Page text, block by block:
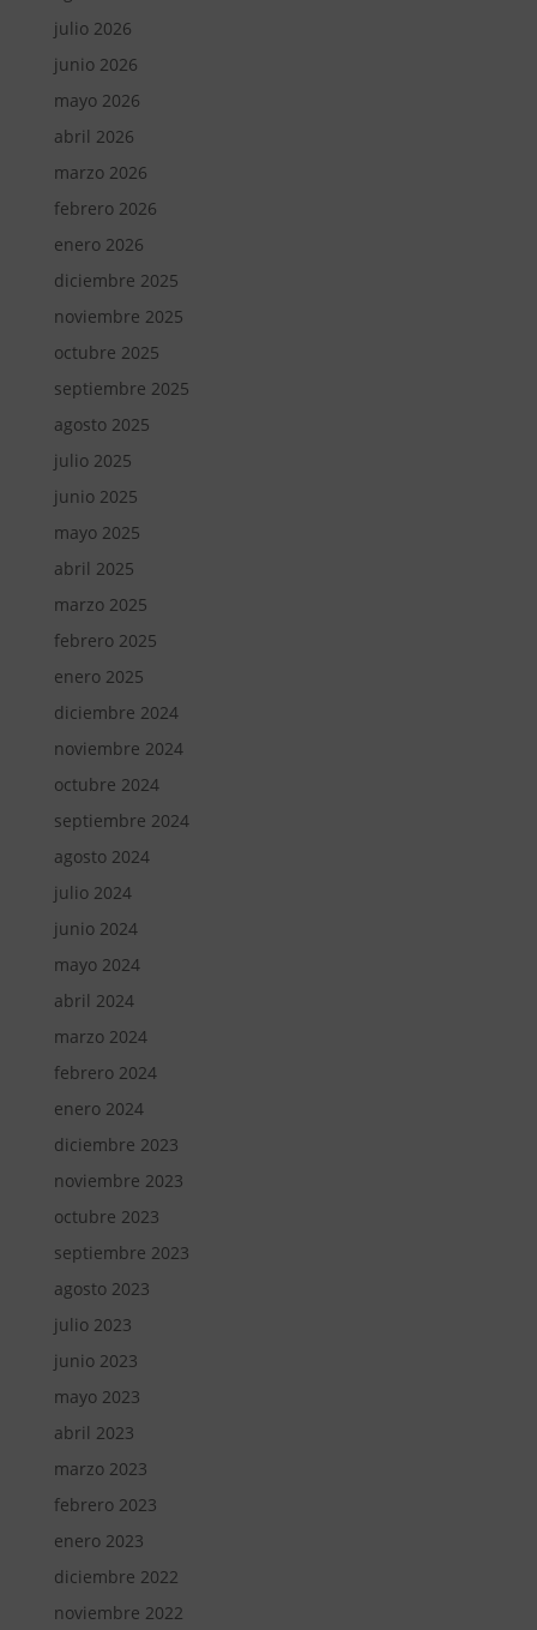
julio 2026
junio 2026
mayo 2026
abril 2026
marzo 2026
febrero 2026
enero 2026
diciembre 2025
noviembre 2025
octubre 2025
septiembre 2025
agosto 2025
julio 2025
junio 2025
mayo 2025
abril 2025
marzo 2025
febrero 2025
enero 2025
diciembre 2024
noviembre 2024
octubre 2024
septiembre 2024
agosto 2024
julio 2024
junio 2024
mayo 2024
abril 2024
marzo 2024
febrero 2024
enero 2024
diciembre 2023
noviembre 2023
octubre 2023
septiembre 2023
agosto 2023
julio 2023
junio 2023
mayo 2023
abril 2023
marzo 2023
febrero 2023
enero 2023
diciembre 2022
noviembre 2022